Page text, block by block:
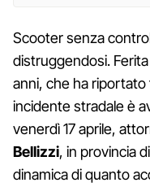
Scooter senza
distruggendosi.
anni, che ha
incidente stradale è
venerdì 17 aprile,
Bellizzi, in provincia
dinamica di quanto